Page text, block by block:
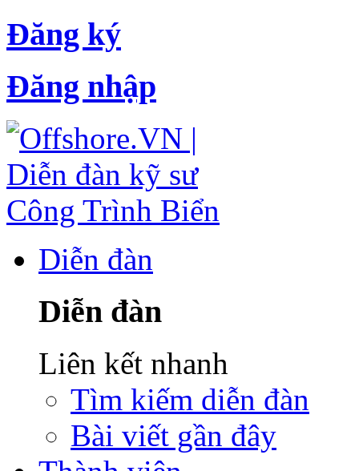
Đăng ký
Đăng nhập
Diễn đàn
Diễn đàn
Liên kết nhanh
Tìm kiếm diễn đàn
Bài viết gần đây